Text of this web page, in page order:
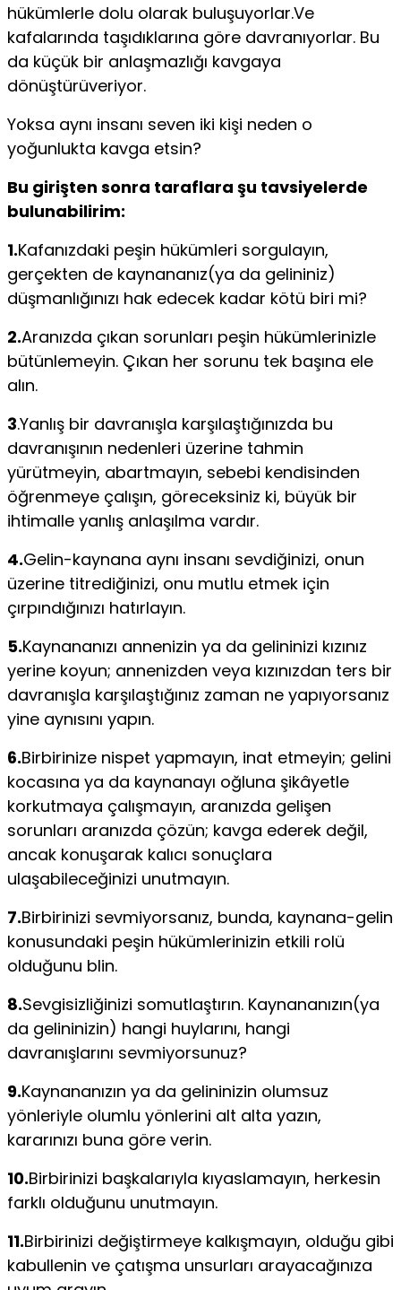
hükümlerle dolu olarak buluşuyorlar.Ve
kafalarında taşıdıklarına göre davranıyorlar. Bu
da küçük bir anlaşmazlığı kavgaya
dönüştürüveriyor.
Yoksa aynı insanı seven iki kişi neden o
yoğunlukta kavga etsin?
Bu girişten sonra taraflara şu tavsiyelerde
bulunabilirim:
1.Kafanızdaki peşin hükümleri sorgulayın,
gerçekten de kaynananız(ya da gelininiz)
düşmanlığınızı hak edecek kadar kötü biri mi?
2.Aranızda çıkan sorunları peşin hükümlerinizle
bütünlemeyin. Çıkan her sorunu tek başına ele
alın.
3.Yanlış bir davranışla karşılaştığınızda bu
davranışının nedenleri üzerine tahmin
yürütmeyin, abartmayın, sebebi kendisinden
öğrenmeye çalışın, göreceksiniz ki, büyük bir
ihtimalle yanlış anlaşılma vardır.
4.Gelin-kaynana aynı insanı sevdiğinizi, onun
üzerine titrediğinizi, onu mutlu etmek için
çırpındığınızı hatırlayın.
5.Kaynananızı annenizin ya da gelininizi kızınız
yerine koyun; annenizden veya kızınızdan ters bir
davranışla karşılaştığınız zaman ne yapıyorsanız
yine aynısını yapın.
6.Birbirinize nispet yapmayın, inat etmeyin; gelini
kocasına ya da kaynanayı oğluna şikâyetle
korkutmaya çalışmayın, aranızda gelişen
sorunları aranızda çözün; kavga ederek değil,
ancak konuşarak kalıcı sonuçlara
ulaşabileceğinizi unutmayın.
7.Birbirinizi sevmiyorsanız, bunda, kaynana-gelin
konusundaki peşin hükümlerinizin etkili rolü
olduğunu blin.
8.Sevgisizliğinizi somutlaştırın. Kaynananızın(ya
da gelininizin) hangi huylarını, hangi
davranışlarını sevmiyorsunuz?
9.Kaynananızın ya da gelininizin olumsuz
yönleriyle olumlu yönlerini alt alta yazın,
kararınızı buna göre verin.
10.Birbirinizi başkalarıyla kıyaslamayın, herkesin
farklı olduğunu unutmayın.
11.Birbirinizi değiştirmeye kalkışmayın, olduğu gibi
kabullenin ve çatışma unsurları arayacağınıza